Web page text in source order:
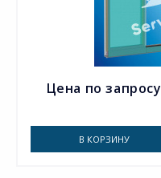
Цена по запросу
В КОРЗИНУ